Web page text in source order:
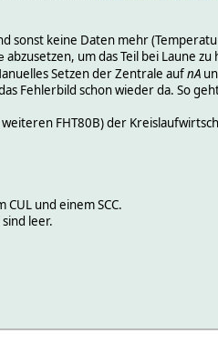
sonst keine Daten mehr
abzusetzen, um das Teil bei Laune zu
Setzen der Zentrale aufnA
Fehlerbild schon wieder da. So
FHT80B) der
und einem SCC.
leer.